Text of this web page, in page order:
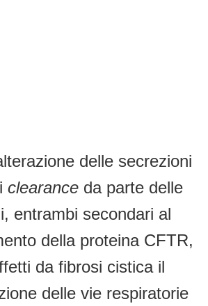
delle secrezioni
clearance da parte delle
entrambi secondari al
della proteina CFTR,
da fibrosi cistica il
delle vie respiratorie